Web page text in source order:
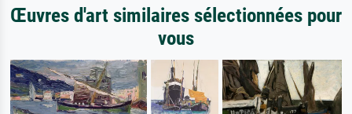
Œuvres d'art similaires sélectionnées pour
vous